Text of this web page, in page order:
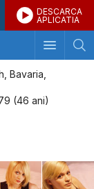
DESCARCA
APLICATIA
Bavaria,
(46 ani)